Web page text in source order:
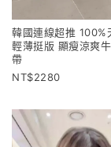
韓國連線超推 100%
輕薄挺版 顯瘦涼爽
帶
2280